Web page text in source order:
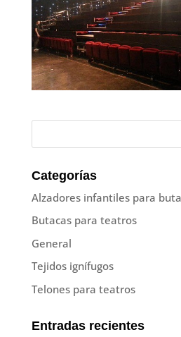
Categorías
Alzadores infantiles para
Butacas para teatros
General
Tejidos ignífugos
Telones para teatros
Entradas recientes